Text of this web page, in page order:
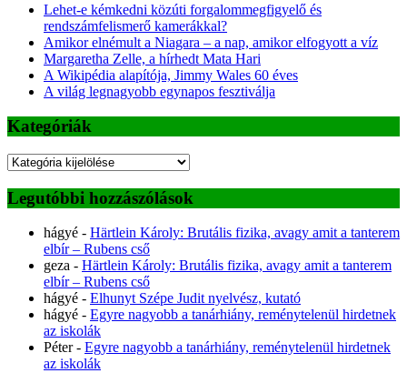
Lehet-e kémkedni közúti forgalommegfigyelő és
rendszámfelismerő kamerákkal?
Amikor elnémult a Niagara – a nap, amikor elfogyott a víz
Margaretha Zelle, a hírhedt Mata Hari
A Wikipédia alapítója, Jimmy Wales 60 éves
A világ legnagyobb egynapos fesztiválja
Kategóriák
Kategóriák
Legutóbbi hozzászólások
hágyé - Härtlein Károly: Brutális fizika, avagy amit a tanterem
elbír – Rubens cső
geza - Härtlein Károly: Brutális fizika, avagy amit a tanterem
elbír – Rubens cső
hágyé - Elhunyt Szépe Judit nyelvész, kutató
hágyé - Egyre nagyobb a tanárhiány, reménytelenül hirdetnek
az iskolák
Péter- Egyre nagyobb a tanárhiány, reménytelenül hirdetnek
az iskolák